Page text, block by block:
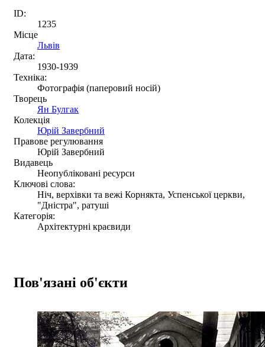
ID:
1235
Місце
Львів
Дата:
1930-1939
Техніка:
Фотографія (паперовий носій)
Творець
Ян Булгак
Колекція
Юрій Завербний
Правове регулювання
Юрій Завербний
Видавець
Неопубліковані ресурси
Ключові слова:
Ніч, верхівки та вежі Корнякта, Успенської церкви,
"Дністра", ратуші
Категорія:
Архітектурні краєвиди
Пов'язані об'єкти